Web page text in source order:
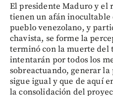
El presidente Maduro y el
tienen un afán inocultable
pueblo venezolano, y
chavista, se forme la
terminó con la muerte del
intentarán por todos los
sobreactuando, generar
sigue igual y que de aquí
la consolidación del